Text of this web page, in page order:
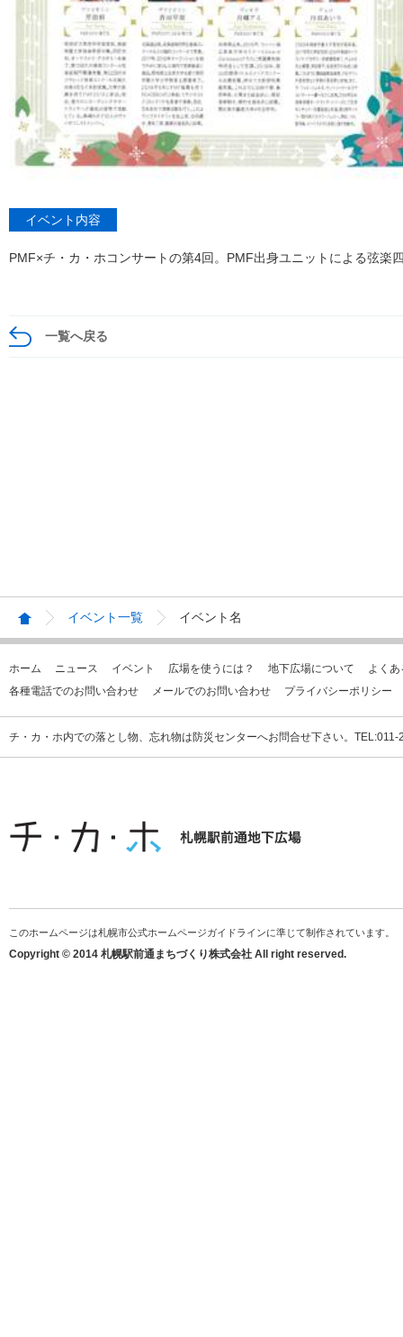
イベント内容
PMF×チ・カ・ホコンサートの第4回。PMF出身ユニットによる弦楽
一覧へ戻る
イベント一覧 イベント名
ホーム ニュース イベント 広場を使うには？ 地下広場について
よく
各種電話でのお問い合わせ
メールでのお問い合わせ プライバシーポリシー
チ・カ・ホ内での落とし物、忘れ物は防災センターへお問合せ下さい。
このホームページは札幌市公式ホームページガイドラインに準じて制作されています。
Copyright © 2014 札幌駅前通まちづくり株式会社 All right reserved.